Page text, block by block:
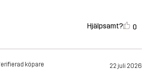
Hjälpsamt? 0
köpare 22 juli 2026